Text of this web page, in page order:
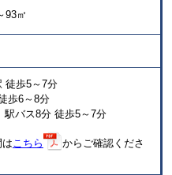
93㎡
徒歩5～7分
歩6～8分
駅バス8分 徒歩5～7分
こちら
からご確認くださ